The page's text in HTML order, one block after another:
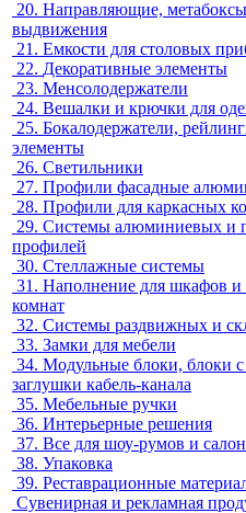
20. Направляющие,
выдвижения
21. Емкости для столовых
22. Декоративные элементы
23. Менсолодержатели
24. Вешалки и крючки для
25. Бокалодержатели,
элементы
26. Светильники
27. Профили фасадные
28. Профили для каркасных
29. Системы алюминиевых и
профилей
30. Стеллажные системы
31. Наполнение для шкафов и
комнат
32. Системы раздвижных и
33. Замки для мебели
34. Модульные блоки, блоки с
заглушки кабель-канала
35. Мебельные ручки
36. Интерьерные решения
37. Все для шоу-румов и
38. Упаковка
39. Реставрационные
Сувенирная и рекламная